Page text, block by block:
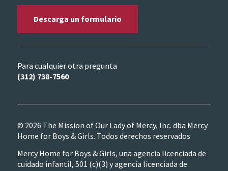
Descarga un formulario
Para cualquier otra pregunta
(312) 738-7560
© 2026 The Mission of Our Lady of Mercy, Inc. dba Mercy
Home for Boys & Girls. Todos derechos reservados
Mercy Home for Boys & Girls, una agencia licenciada de
cuidado infantil, 501 (c)(3) y agencia licenciada de